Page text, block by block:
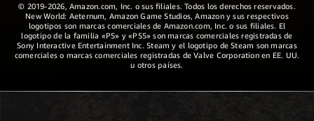
© 2019-2026, Amazon.com, Inc. o sus filiales. Todos los derechos reservados.
New World: Aeternum, Amazon Game Studios, Amazon y sus respectivos
logotipos son marcas comerciales de Amazon.com, Inc. o sus filiales. El
logotipo de la familia «PS» y «PS5» son marcas comerciales registradas de
Sony Interactive Entertainment Inc. Steam y el logotipo de Steam son marcas
comerciales o marcas comerciales registradas de Valve Corporation en EE. UU.
u otros países.